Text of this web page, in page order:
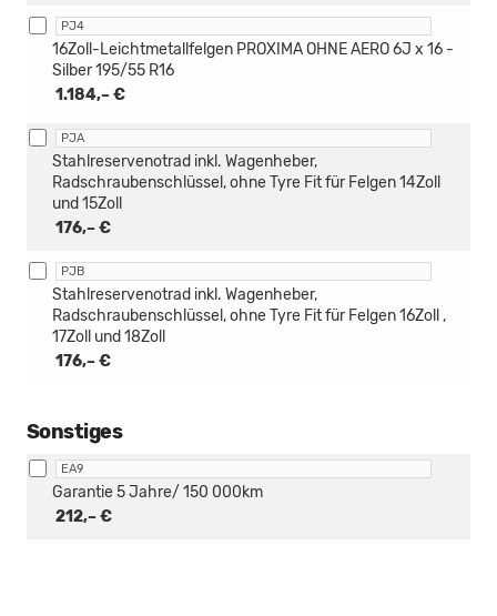
PJ4
1.184,– €
16Zoll-Leichtmetallfelgen PROXIMA OHNE AERO 6J x 16 -
Silber 195/55 R16
PJA
176,– €
Stahlreservenotrad inkl. Wagenheber,
Radschraubenschlüssel, ohne Tyre Fit für Felgen 14Zoll
und 15Zoll
PJB
176,– €
Stahlreservenotrad inkl. Wagenheber,
Radschraubenschlüssel, ohne Tyre Fit für Felgen 16Zoll ,
17Zoll und 18Zoll
Sonstiges
EA9
212,– €
Garantie 5 Jahre/ 150 000km